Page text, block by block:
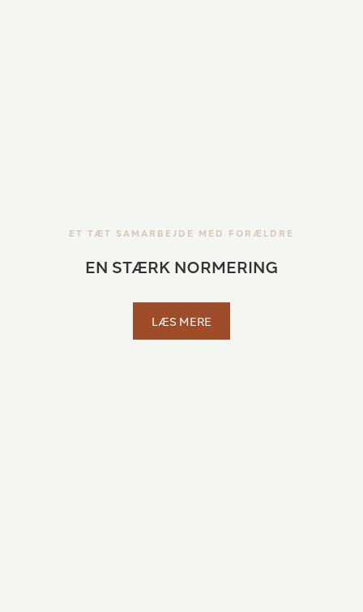
ET TÆT SAMARBEJDE MED FORÆLDRE
EN STÆRK NORMERING
LÆS MERE